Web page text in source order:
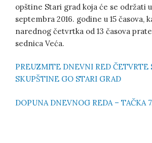
opštine Stari grad koja će se održati
septembra 2016. godine u 15 časova,
narednog četvrtka od 13 časova
sednica Veća.
PREUZMITE DNEVNI RED ČETVRTE
SKUPŠTINE GO STARI GRAD
DOPUNA DNEVNOG REDA – TAČKA